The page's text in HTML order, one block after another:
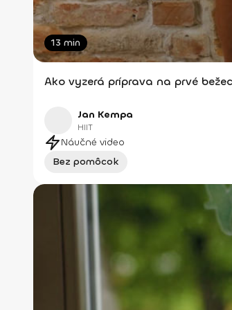
13 min
Ako vyzerá príprava na prvé
Jan Kempa
HIIT
Náučné video
Bez pomôcok